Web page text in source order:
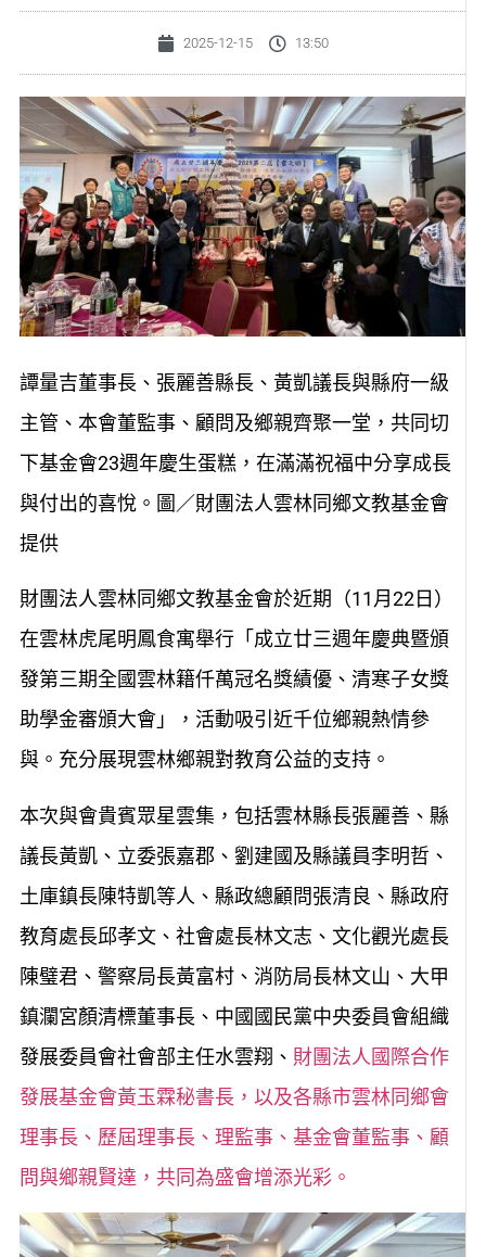
2025-12-15 13:50
譚量吉董事長、張麗善縣長、黃凱議長與縣府一級
主管、本會董監事、顧問及鄉親齊聚一堂，共同切
下基金會23週年慶生蛋糕，在滿滿祝福中分享成長
與付出的喜悅。圖／財團法人雲林同鄉文教基金會
提供
財團法人雲林同鄉文教基金會於近期（11月22日）
在雲林虎尾明鳳食寓舉行「成立廿三週年慶典暨頒
發第三期全國雲林籍仟萬冠名獎績優、清寒子女獎
助學金審頒大會」，活動吸引近千位鄉親熱情參
與。充分展現雲林鄉親對教育公益的支持。
本次與會貴賓眾星雲集，包括雲林縣長張麗善、縣
議長黃凱、立委張嘉郡、劉建國及縣議員李明哲、
土庫鎮長陳特凱等人、縣政總顧問張清良、縣政府
教育處長邱孝文、社會處長林文志、文化觀光處長
陳璧君、警察局長黃富村、消防局長林文山、大甲
鎮瀾宮顏清標董事長、中國國民黨中央委員會組織
發展委員會社會部主任水雲翔、 財團法人國際合作
發展基金會黃玉霖秘書長，以及各縣市雲林同鄉會
理事長、歷屆理事長、理監事、基金會董監事、顧
問與鄉親賢達，共同為盛會增添光彩。